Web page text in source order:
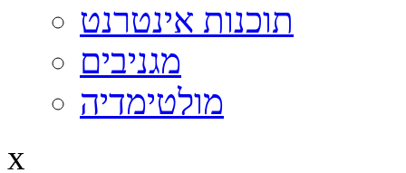
תוכנות אינטרנט
מגניבים
מולטימדיה
x